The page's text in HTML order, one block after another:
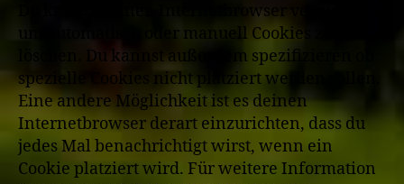
Du kannst deinen Internetbrowser verwenden
um automatisch oder manuell Cookies zu
löschen. Du kannst außerdem spezifizieren ob
spezielle Cookies nicht platziert werden sollen.
Eine andere Möglichkeit ist es deinen
Internetbrowser derart einzurichten, dass du
jedes Mal benachrichtigt wirst, wenn ein
Cookie platziert wird. Für weitere Information